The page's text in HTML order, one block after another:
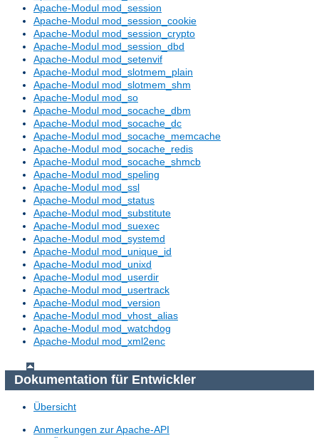
Apache-Modul mod_session
Apache-Modul mod_session_cookie
Apache-Modul mod_session_crypto
Apache-Modul mod_session_dbd
Apache-Modul mod_setenvif
Apache-Modul mod_slotmem_plain
Apache-Modul mod_slotmem_shm
Apache-Modul mod_so
Apache-Modul mod_socache_dbm
Apache-Modul mod_socache_dc
Apache-Modul mod_socache_memcache
Apache-Modul mod_socache_redis
Apache-Modul mod_socache_shmcb
Apache-Modul mod_speling
Apache-Modul mod_ssl
Apache-Modul mod_status
Apache-Modul mod_substitute
Apache-Modul mod_suexec
Apache-Modul mod_systemd
Apache-Modul mod_unique_id
Apache-Modul mod_unixd
Apache-Modul mod_userdir
Apache-Modul mod_usertrack
Apache-Modul mod_version
Apache-Modul mod_vhost_alias
Apache-Modul mod_watchdog
Apache-Modul mod_xml2enc
Dokumentation für Entwickler
Übersicht
Anmerkungen zur Apache-API